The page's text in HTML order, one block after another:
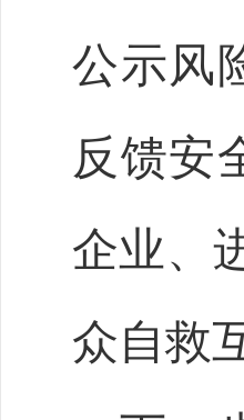
公示风
反馈安
企业、
众自救